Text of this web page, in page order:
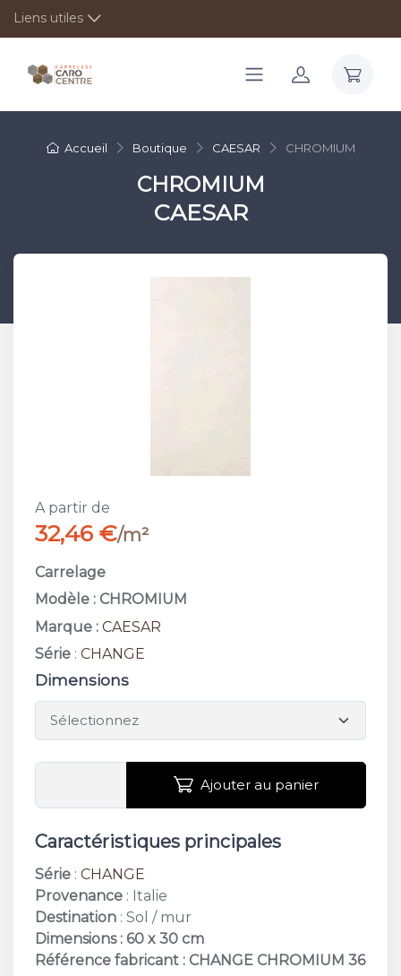
Liens utiles
Accueil Boutique CAESAR CHROMIUM
CHROMIUM
CAESAR
A partir de
32,46 €/m²
Carrelage
Modèle : CHROMIUM
Marque : CAESAR
Série : CHANGE
Dimensions
Ajouter au panier
Caractéristiques principales
Série : CHANGE
Provenance : Italie
Destination : Sol / mur
Dimensions : 60 x 30 cm
Référence fabricant : CHANGE CHROMIUM 36